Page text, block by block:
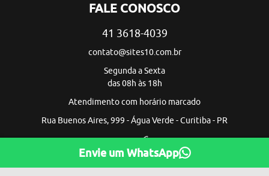
FALE CONOSCO
41 3618-4039
contato@sites10.com.br
Segunda a Sexta
das 08h às 18h
Atendimento com horário marcado
Rua Buenos Aires, 999 - Água Verde - Curitiba - PR
Envie um WhatsApp